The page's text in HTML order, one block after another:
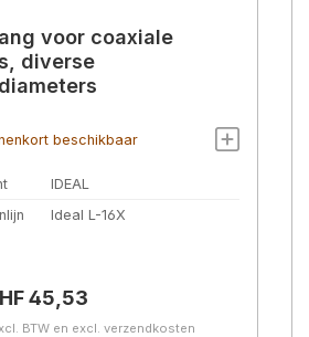
voor coaxiale
diverse
beschikbaar
IDEAL
Ideal L-16X
prijs:
45,53
BTW en excl. verzendkosten